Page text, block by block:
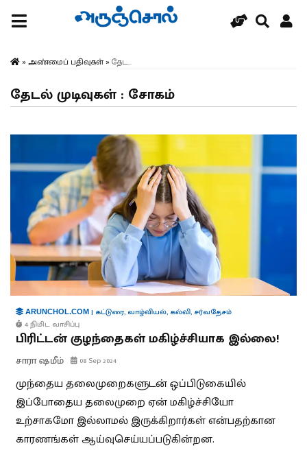
» அண்மைப் பதிவுகள்» தேட...
தேடல் முடிவுகள் : சோகம்
ARUNCHOL.COM | கட்டுரை, வாழ்வியல், கல்வி, சர்வதேசம்
4 நிமிட வாசிப்பு
பிரிட்டன் குழந்தைகள் மகிழ்ச்சியாக இல்லை!
சாரா ஷமீம் 08 Sep 2024
முந்தைய தலைமுறைகளுடன் ஒப்பிடுகையில்
இப்போதைய தலைமுறை ஏன் மகிழ்ச்சியோ
உற்சாகமோ இல்லாமல் இருக்கிறார்கள் என்பதற்கான
காரணங்கள் ஆய்வுசெய்யப்படுகின்றன.